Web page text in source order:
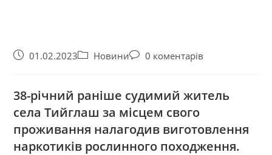
01.02.2023 Новини 0 коментарів
38-річний раніше судимий житель
села Тийглаш за місцем свого
проживання налагодив виготовлення
наркотиків рослинного походження.